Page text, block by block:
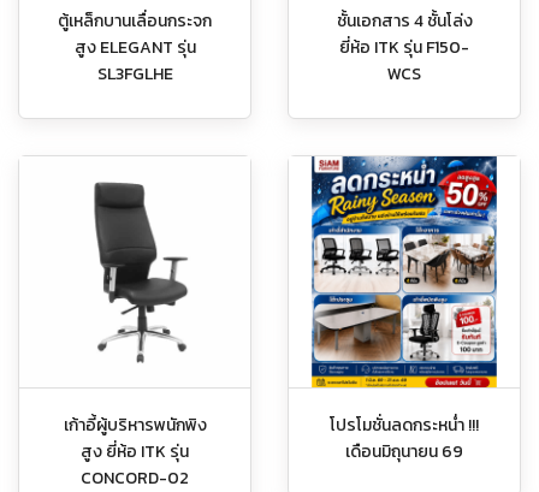
ตู้เหล็กบานเลื่อนกระจก
สูง ELEGANT รุ่น
SL3FGLHE
ชั้นเอกสาร 4 ชั้นโล่ง
ยี่ห้อ ITK รุ่น F150-
WCS
เก้าอี้ผู้บริหารพนักพิง
สูง ยี่ห้อ ITK รุ่น
CONCORD-02
โปรโมชั่นลดกระหน่ำ !!!
เดือนมิถุนายน 69